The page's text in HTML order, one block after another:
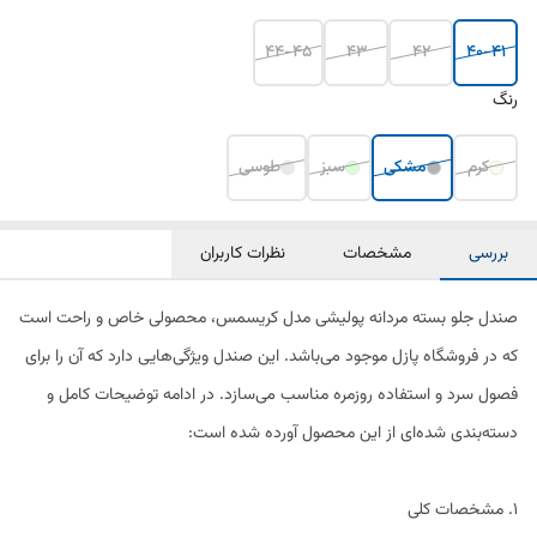
40-41
42
43
44-45
رنگ
کرم مشکی سبز طوسی
بررسی مشخصات نظرات کاربران
صندل جلو بسته مردانه پولیشی مدل کریسمس، محصولی خاص و راحت است
که در فروشگاه پازل موجود می‌باشد. این صندل ویژگی‌هایی دارد که آن را برای
فصول سرد و استفاده روزمره مناسب می‌سازد. در ادامه توضیحات کامل و
دسته‌بندی شده‌ای از این محصول آورده شده است:
1. مشخصات کلی